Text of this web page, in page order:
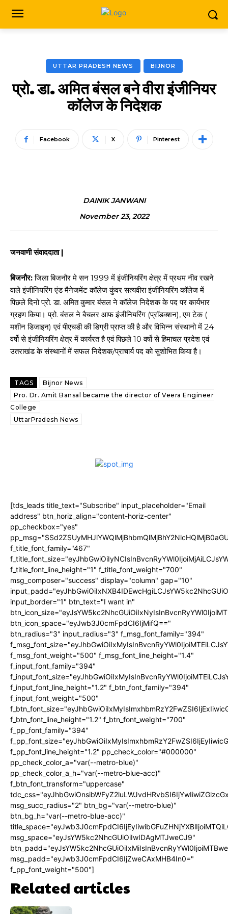
UTTAR PRADESH NEWS BIJNOR
प्रो. डा. अमित बंसल बने वीरा इंजीनियर
कॉलेज के निदेशक
Facebook X Pinterest
DAINIK JANWANI
November 23, 2022
जनवाणी संवाददाता |
बिजनौर:जिला बिजनौर मे सन 1999 में इंजीनियरिंग क्षेत्र में प्रथम नीव रखने
वाले इंजीनियरिंग एंड मैनेजमेंट कॉलेज कुंवर सत्यवीरा इंजीनियरिंग कॉलेज में
पिछले दिनो प्रो. डा. अमित कुमार बंसल ने कॉलेज निदेशक के पद पर कार्यभार
ग्रहण किया। प्रो. बंसल ने बैचलर आफ इंजीनियरिंग (प्रॉडक्शन), एम टेक (
मशीन डिजाइन) एवं पीएचडी की डिग्री प्राप्त की है और विभिन्न संस्थानो में 24
वर्षो से इंजीनियरिंग क्षेत्र में कार्यरत है एवं पिछले 10 वर्षो से हिमाचल प्रदेश एवं
उतराखंड के संस्थानों में सफल निदेशक/प्राचार्य पद को सुशोभित किया है।
TAGS
Bijnor News
Pro. Dr. Amit Bansal became the director of Veera Engineer
College
UttarPradesh News
[tds_leads title_text="Subscribe" input_placeholder="Email
address" btn_horiz_align="content-horiz-center"
pp_checkbox="yes"
f_title_font_family="467"
f_title_font_line_height="1" f_title_font_weight="700"
msg_composer="success" display="column" gap="10"
input_border="1" btn_text="I want in"
btn_icon_space="eyJwb3J0cmFpdCI6IjMifQ=="
btn_radius="3" input_radius="3" f_msg_font_family="394"
f_msg_font_weight="500" f_msg_font_line_height="1.4"
f_input_font_family="394"
f_input_font_line_height="1.2" f_btn_font_family="394"
f_input_font_weight="500"
f_btn_font_line_height="1.2" f_btn_font_weight="700"
f_pp_font_family="394"
f_pp_font_line_height="1.2" pp_check_color="#000000"
pp_check_color_a="var(--metro-blue)"
pp_check_color_a_h="var(--metro-blue-acc)"
f_btn_font_transform="uppercase"
msg_succ_radius="2" btn_bg="var(--metro-blue)"
btn_bg_h="var(--metro-blue-acc)"
msg_space="eyJsYW5kc2NhcGUiOiIwIDAgMTJweCJ9"
msg_padd="eyJwb3J0cmFpdCI6IjZweCAxMHB4In0="
f_pp_font_weight="500"]
Related articles